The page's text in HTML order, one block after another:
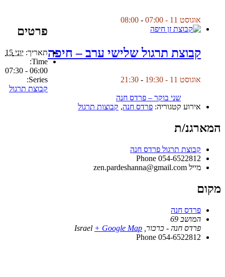
אוגוסט 11 - 07:00 -
08:00
קבוצת תרגול שלישי ערב – חיפה
אוגוסט 11 - 19:30 -
21:30
פרטים
תאריך: יוני 15
Time:
06:00 - 07:30
Series:
קבוצת תרגול
שני בוקר – פרדס חנה
אירוע קטגוריה: פרדס חנה, קבוצות תרגול
המארגנ/ת
קבוצת תרגול פרדס חנה
Phone 054-6522812
מייל zen.pardeshanna@gmail.com
מקום
פרדס חנה
המושב 69
פרדס חנה - כרכור
Israel + Google Map
Phone 054-6522812